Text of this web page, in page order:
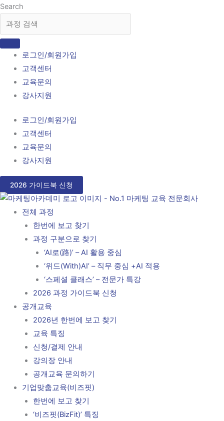
콘
텐
츠
로
Search
로그인/회원가입
고객센터
교육문의
강사지원
로그인/회원가입
고객센터
교육문의
강사지원
2026 가이드북 신청
전체 과정
한번에 보고 찾기
과정 구분으로 찾기
‘AI로(路)’ – AI 활용 중심
‘위드(With)AI’ – 직무 중심 +AI 적용
‘스페셜 클래스’ – 전문가 특강
2026 과정 가이드북 신청
공개교육
2026년 한번에 보고 찾기
교육 특징
신청/결제 안내
강의장 안내
공개교육 문의하기
기업맞춤교육(비즈핏)
한번에 보고 찾기
‘비즈핏(BizFit)’ 특징